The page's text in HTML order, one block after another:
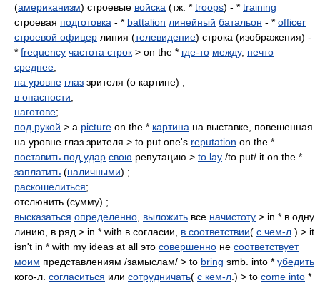
(американизм) строевые войска (тж. * troops) - * training
строевая подготовка - * battalion линейный батальон - * officer
строевой офицер линия (телевидение) строка (изображения) -
* frequency частота строк > on the * где-то между, нечто
среднее;
на уровне глаз зрителя (о картине) ;
в опасности;
наготове;
под рукой > a picture on the * картина на выставке, повешенная
на уровне глаз зрителя > to put one's reputation on the *
поставить под удар свою репутацию > to lay /to put/ it on the *
заплатить (наличными) ;
раскошелиться;
отслюнить (сумму) ;
высказаться определенно выложить все начистоту > in * в одну
линию, в ряд > in * with в согласии, в соответствии( с чем-л .) > it
isn't in * with my ideas at all это совершенно не соответствует
моим представлениям /замыслам/ > to bring smb. into * убедить
кого-л. согласиться или сотрудничать( с кем-л .) > to come into *